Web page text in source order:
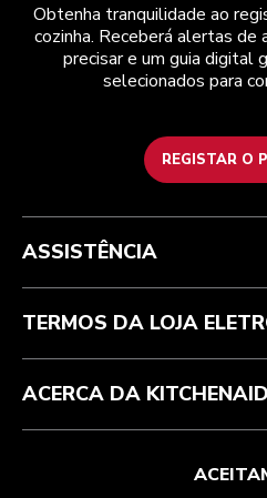
Obtenha tranquilidade ao
cozinha. Receberá alertas de
precisar e um guia digital
selecionados para
REGISTAR O
Health Check
Atendimento ao cliente
Acompanhar a sua encomenda
Garantia e documentos
Perguntas frequentes
Termos e condições
Envio e entrega
Devoluções e reembolsos
Marca
ODR
A marca
A nossa história
ASSISTÊNCIA
TERMOS DA LOJA
ACERCA DA KITCHENAID